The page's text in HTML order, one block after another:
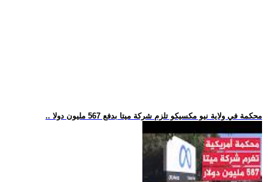
.. محكمة في ولاية نيو مكسيكو تلزم شركة ميتا بدفع 567 مليون دولا